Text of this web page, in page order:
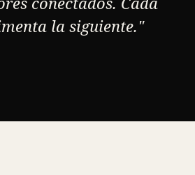
la siguiente."